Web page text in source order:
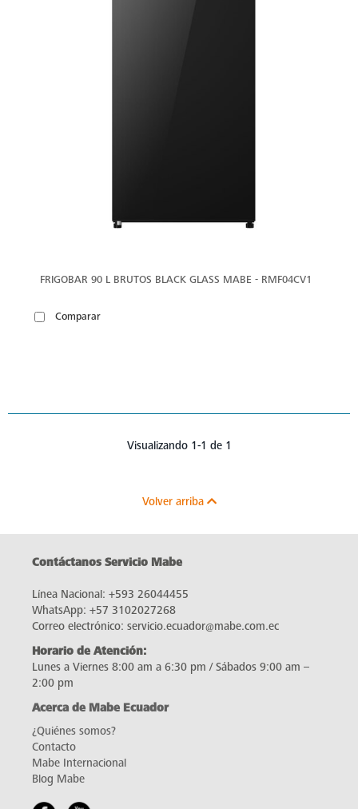
FRIGOBAR 90 L BRUTOS BLACK GLASS MABE - RMF04CV1
Comparar
Visualizando 1-1 de 1
Volver arriba
Contáctanos Servicio Mabe
Línea Nacional: +593 26044455
WhatsApp: +57 3102027268
Correo electrónico: servicio.ecuador@mabe.com.ec
Horario de Atención:
Lunes a Viernes 8:00 am a 6:30 pm / Sábados 9:00 am –
2:00 pm
Acerca de Mabe Ecuador
¿Quiénes somos?
Contacto
Mabe Internacional
Blog Mabe